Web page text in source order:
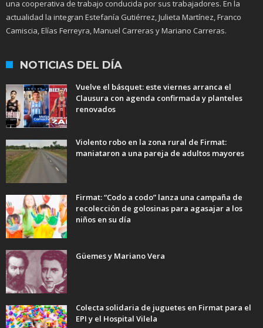
una cooperativa de trabajo conducida por sus trabajadores. En la
actualidad la integran Estefanía Gutiérrez, Julieta Martínez, Franco
Camiscia, Elías Ferreyra, Manuel Carreras y Mariano Carreras.
NOTICIAS DEL DÍA
Vuelve el básquet: este viernes arranca el
Clausura con agenda confirmada y planteles
renovados
Violento robo en la zona rural de Firmat:
maniataron a una pareja de adultos mayores
Firmat: “Codo a codo” lanza una campaña de
recolección de golosinas para agasajar a los
niños en su día
Güemes y Mariano Vera
Colecta solidaria de juguetes en Firmat para el
EPI y el Hospital Vilela